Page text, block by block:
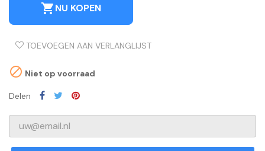
shopping_cartNU KOPEN
TOEVOEGEN AAN VERLANGLIJST
 Niet op voorraad
Delen